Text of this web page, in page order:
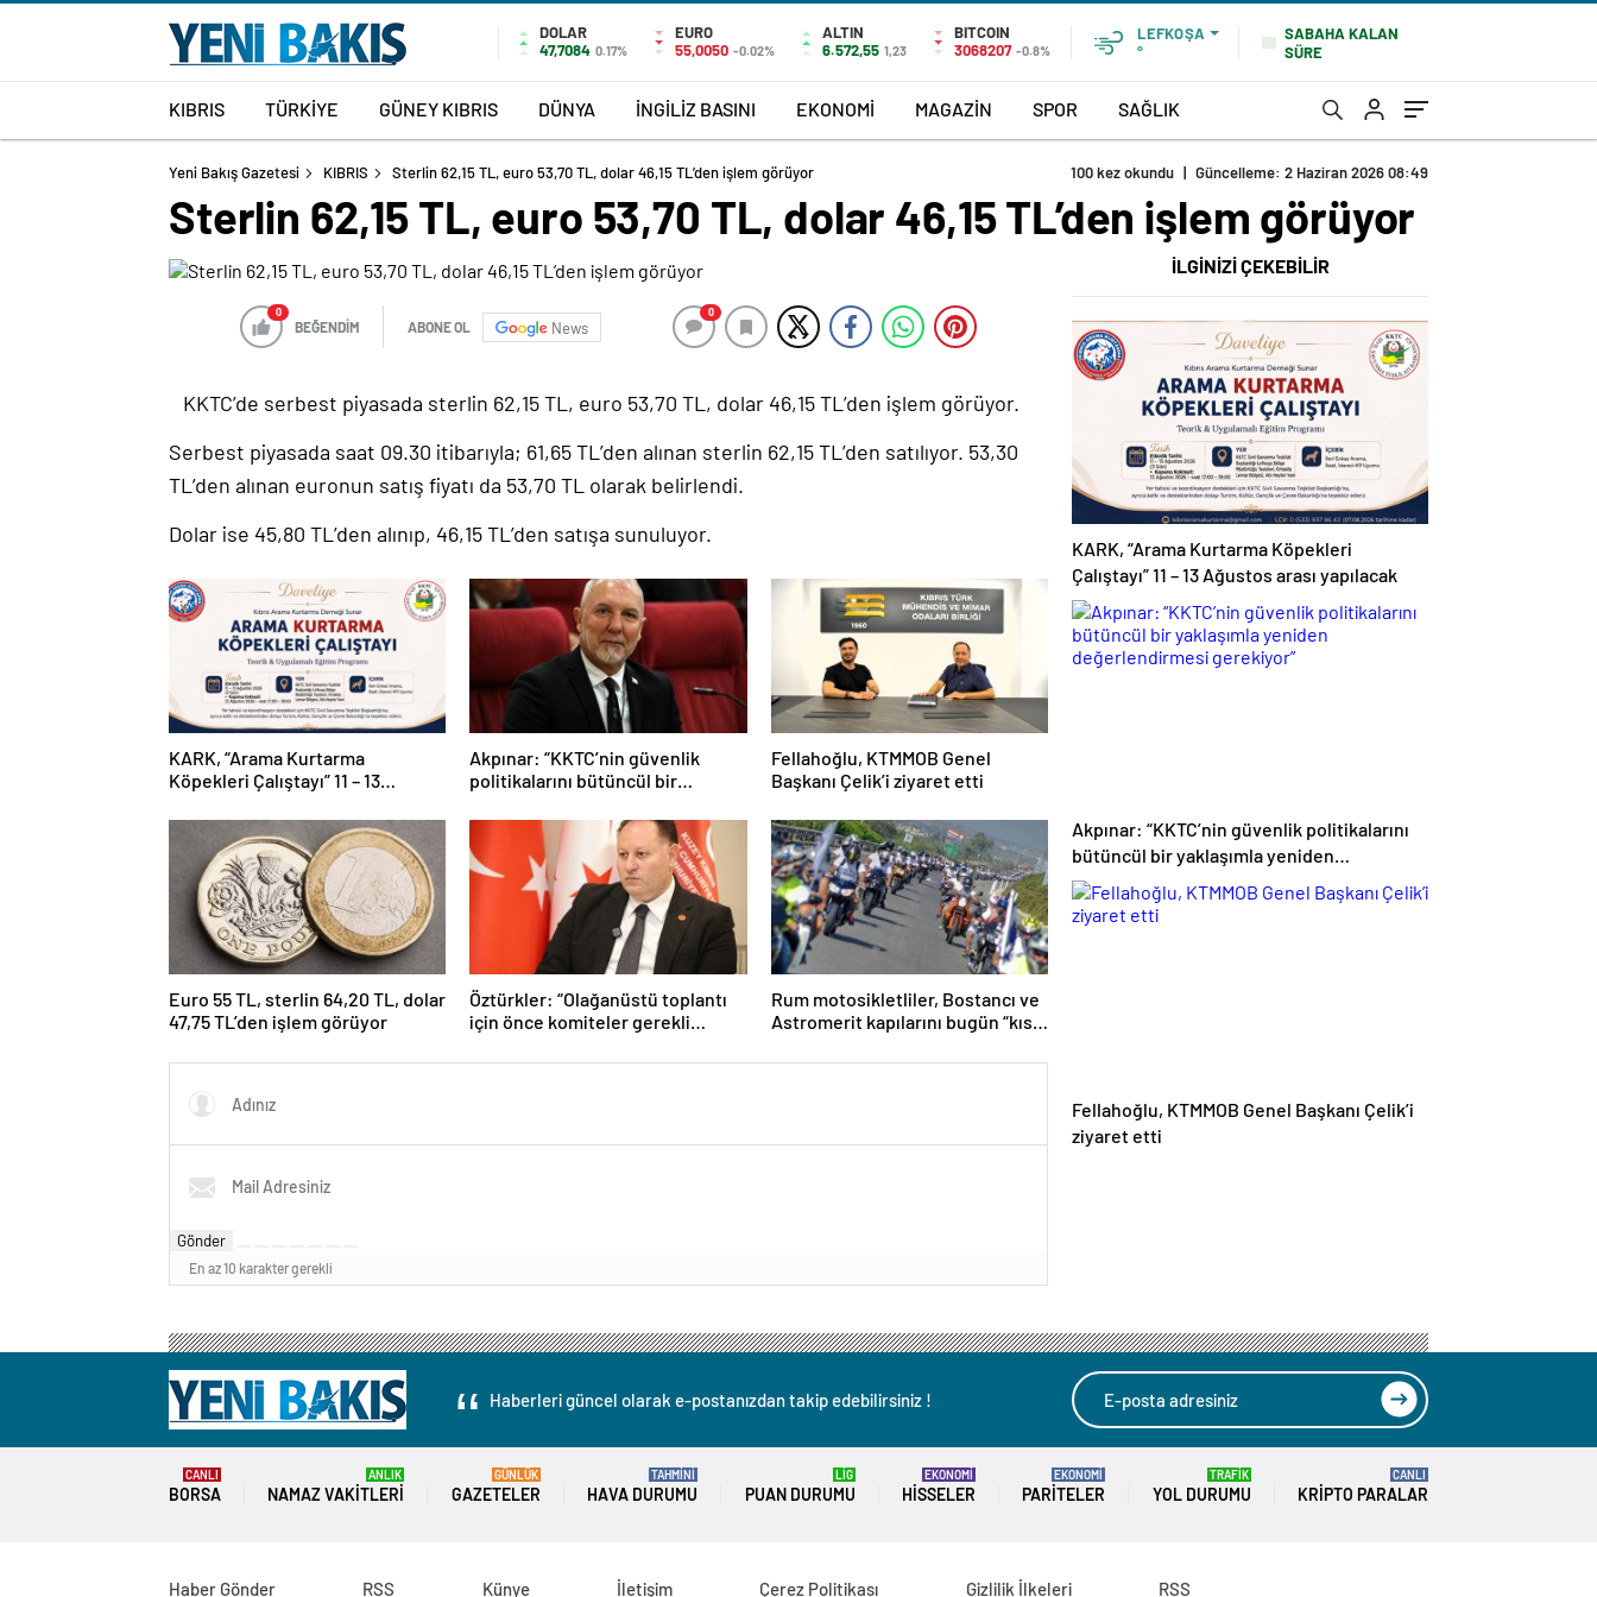
DOLAR
47,7084 0.17%
EURO
55,0050 -0.02%
ALTIN
6.572,55 1,23
BITCOIN
3068207 -0.8%
LEFKOŞA
°
SABAHA KALAN
SÜRE
KIBRIS TÜRKİYE GÜNEY KIBRIS DÜNYA İNGİLİZ BASINI EKONOMİ MAGAZİN SPOR SAĞLIK
Yeni Bakış Gazetesi KIBRIS Sterlin 62,15 TL, euro 53,70 TL, dolar 46,15 TL’den işlem görüyor 100 kez okundu | Güncelleme: 2 Haziran 2026 08:49
Sterlin 62,15 TL, euro 53,70 TL, dolar 46,15 TL’den işlem görüyor
0
BEĞENDİM ABONE OL News
0
KKTC’de serbest piyasada sterlin 62,15 TL, euro 53,70 TL, dolar 46,15 TL’den işlem görüyor.
Serbest piyasada saat 09.30 itibarıyla; 61,65 TL’den alınan sterlin 62,15 TL’den satılıyor. 53,30
TL’den alınan euronun satış fiyatı da 53,70 TL olarak belirlendi.
Dolar ise 45,80 TL’den alınıp, 46,15 TL’den satışa sunuluyor.
KARK, “Arama Kurtarma
Köpekleri Çalıştayı” 11 – 13
Akpınar: “KKTC’nin güvenlik
politikalarını bütüncül bir
değerlendirmesi gerekiyor”
Fellahoğlu, KTMMOB Genel
Başkanı Çelik’i ziyaret etti
Euro 55 TL, sterlin 64,20 TL, dolar
47,75 TL’den işlem görüyor
Öztürkler: “Olağanüstü toplantı
için önce komiteler gerekli
Rum motosikletliler, Bostancı ve
Astromerit kapılarını bugün “kısa
Gönder
En az 10 karakter gerekli
İLGİNİZİ ÇEKEBİLİR
KARK, “Arama Kurtarma Köpekleri
Çalıştayı” 11 – 13 Ağustos arası yapılacak
Akpınar: “KKTC’nin güvenlik politikalarını
bütüncül bir yaklaşımla yeniden
değerlendirmesi gerekiyor”
Fellahoğlu, KTMMOB Genel Başkanı Çelik’i
ziyaret etti
Haberleri güncel olarak e-postanızdan takip edebilirsiniz !
BORSA
CANLI
NAMAZ VAKITLERI
ANLIK
GAZETELER
GÜNLÜK
HAVA DURUMU
TAHMİNİ
PUAN DURUMU
LİG
HISSELER
EKONOMİ
PARITELER
EKONOMİ
YOL DURUMU
TRAFİK
KRIPTO PARALAR
CANLI
Haber Gönder RSS Künye İletişim Çerez Politikası Gizlilik İlkeleri RSS